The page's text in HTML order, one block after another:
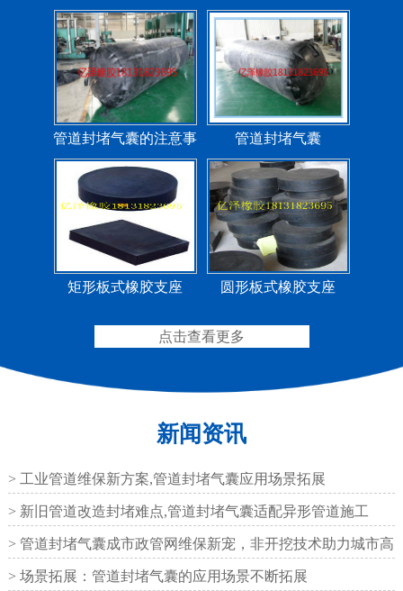
管道封堵气囊的注意事
项
管道封堵气囊
矩形板式橡胶支座 圆形板式橡胶支座
圆形四氟板橡胶支座
矩形四氟板滑动橡胶支
铁路盆式支座 公路盆式橡胶支座
点击查看更多
新闻资讯
> 工业管道维保新方案,管道封堵气囊应用场景拓展
> 新旧管道改造封堵难点,管道封堵气囊适配异形管道施工
> 管道封堵气囊成市政管网维保新宠，非开挖技术助力城市高
效运
> 场景拓展：管道封堵气囊的应用场景不断拓展